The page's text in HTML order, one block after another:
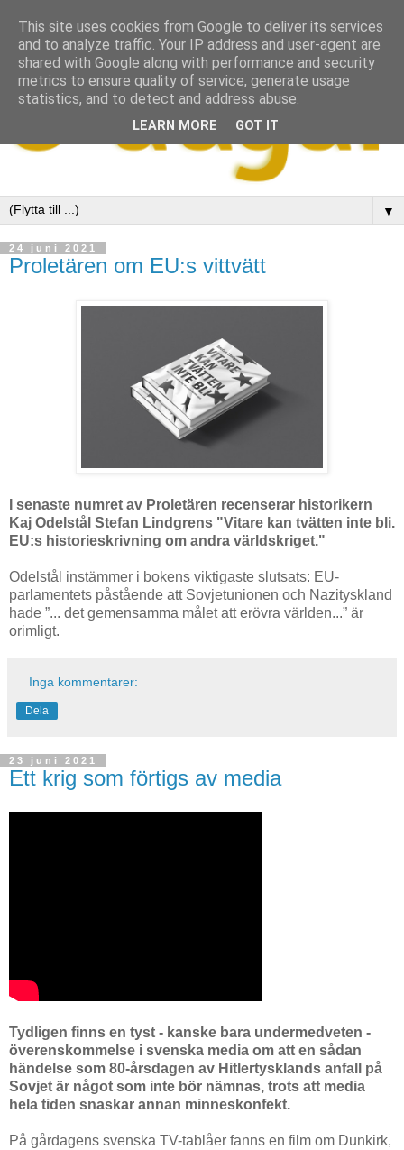
▼
24 juni 2021
Proletären om EU:s vittvätt
I senaste numret av Proletären recenserar historikern
Kaj Odelstål Stefan Lindgrens "Vitare kan tvätten inte bli.
EU:s historieskrivning om andra världskriget."
Odelstål instämmer i bokens viktigaste slutsats: EU-
parlamentets påstående att Sovjetunionen och Nazityskland
hade ”... det gemensamma målet att erövra världen...” är
orimligt.
Inga kommentarer:
Dela
23 juni 2021
Ett krig som förtigs av media
Tydligen finns en tyst - kanske bara undermedveten -
överenskommelse i svenska media om att en sådan
händelse som 80-årsdagen av Hitlertysklands anfall på
Sovjet är något som inte bör nämnas, trots att media
hela tiden snaskar annan minneskonfekt.
På gårdagens svenska TV-tablåer fanns en film om Dunkirk,
This site uses cookies from Google to deliver its services
and to analyze traffic. Your IP address and user-agent are
shared with Google along with performance and security
metrics to ensure quality of service, generate usage
statistics, and to detect and address abuse.
LEARN MORE GOT IT